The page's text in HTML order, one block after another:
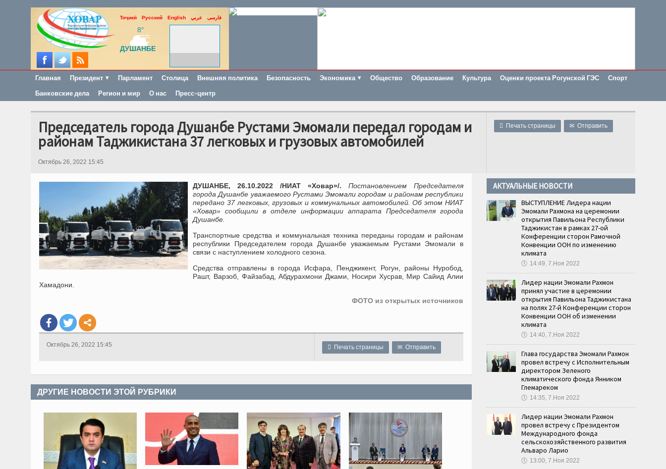
Тоҷикӣ Русский English عربي فارسی
8°
ДУШАНБЕ
Главная Президент Парламент Столица Внешняя политика Безопасность Экономика Общество Образование Культура Оценки проекта Рогунской ГЭС
Спорт
Банковские дела
Регион и мир О нас Пресс-центр
 Печать страницы ✉ Отправить
Председатель города Душанбе Рустами Эмомали передал городам и
районам Таджикистана 37 легковых и грузовых автомобилей
Октябрь 26, 2022 15:45
ДУШАНБЕ, 26.10.2022 /НИАТ «Ховар»/.
Постановлением Председателя
города Душанбе уважаемого Рустами Эмомали городам и районам республики
передано 37 легковых, грузовых и коммунальных автомобилей. Об этом НИАТ
«Ховар» сообщили в отделе информации аппарата Председателя города
Душанбе.
Транспортные средства и коммунальная техника переданы городам и районам
республики Председателем города Душанбе уважаемым Рустами Эмомали в
связи с наступлением холодного сезона.
Средства отправлены в города Исфара, Пенджикент, Рогун, районы Нуробод,
Рашт, Варзоб, Файзабад, Абдурахмони Джами, Носири Хусрав, Мир Сайид Алии
Хамадони.
ФОТО из открытых источников
 Печать страницы ✉ Отправить
Октябрь 26, 2022 15:45
ДРУГИЕ НОВОСТИ ЭТОЙ РУБРИКИ
АКТУАЛЬНЫЕ НОВОСТИ
ВЫСТУПЛЕНИЕ Лидера нации
Эмомали Рахмона на церемонии
открытия Павильона Республики
Таджикистан в рамках 27-ой
Конференции сторон Рамочной
Конвенции ООН по изменению
климата
🕔 14:49, 7.Ноя 2022
Лидер нации Эмомали Рахмон
принял участие в церемонии
открытия Павильона Таджикистана
на полях 27-й Конференции сторон
Конвенции ООН об изменении
климата
🕔 14:40, 7.Ноя 2022
Глава государства Эмомали Рахмон
провел встречу с Исполнительным
директором Зеленого
климатического фонда Янником
Глемареком
🕔 14:35, 7.Ноя 2022
Лидер нации Эмомали Рахмон
провел встречу с Президентом
Международного фонда
сельскохозяйственного развития
Альваро Ларио
🕔 13:00, 7.Ноя 2022